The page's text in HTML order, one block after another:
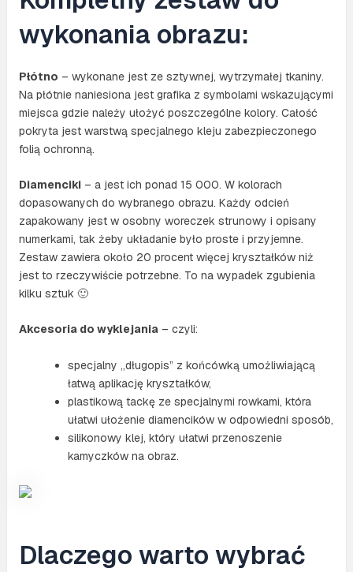
wykonania obrazu:
Płótno – wykonane jest ze sztywnej, wytrzymałej tkaniny.
Na płótnie naniesiona jest grafika z symbolami wskazującymi
miejsca gdzie należy ułożyć poszczególne kolory. Całość
pokryta jest warstwą specjalnego kleju zabezpieczonego
folią ochronną.
Diamenciki– a jest ich ponad 15 000. W kolorach
dopasowanych do wybranego obrazu. Każdy odcień
zapakowany jest w osobny woreczek strunowy i opisany
numerkami, tak żeby układanie było proste i przyjemne.
Zestaw zawiera około 20 procent więcej kryształków niż
jest to rzeczywiście potrzebne. To na wypadek zgubienia
kilku sztuk 🙂
Akcesoria do wyklejania– czyli:
specjalny „długopis” z końcówką umożliwiającą
łatwą aplikację kryształków,
plastikową tackę ze specjalnymi rowkami, która
ułatwi ułożenie diamencików w odpowiedni sposób,
silikonowy klej, który ułatwi przenoszenie
kamyczków na obraz.
Dlaczego warto wybrać